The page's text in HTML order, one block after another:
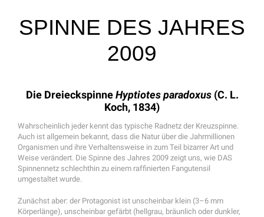
SPINNE DES JAHRES
2009
Die DreieckspinneHyptiotes paradoxus(C. L.
Koch, 1834)
Wahrscheinlich jeder kennt das typische Radnetz der Kreuzspinne.
Auch ist allgemein bekannt, dass die Natur über die Jahrmillionen
Organismen und ihre Verhaltensweise in zum Teil bizarrer Art und
Weise verändert. Die Spinne des Jahres 2009 zeigt uns, wie DAS
Spinnennetz schlechthin zu einem raffinierten Fangutensil
umgestaltet wurde.
Zunächst aber: der Protagonist ist unscheinbar klein (3–6 mm
Körperlänge), unscheinbar gefärbt (hellgrau, bräunlich oder dunkler,